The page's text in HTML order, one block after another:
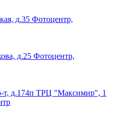
д.35 Фотоцентр,
д.25 Фотоцентр,
т, д.174п ТРЦ "Максимир", 1